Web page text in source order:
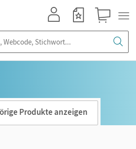
Produkte anzeigen